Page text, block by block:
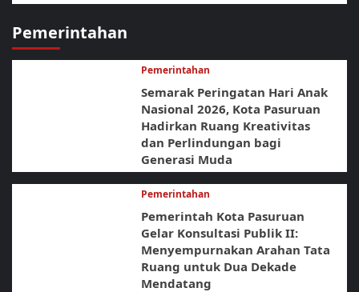
Pemerintahan
Pemerintahan
Semarak Peringatan Hari Anak
Nasional 2026, Kota Pasuruan
Hadirkan Ruang Kreativitas
dan Perlindungan bagi
Generasi Muda
Pemerintahan
Pemerintah Kota Pasuruan
Gelar Konsultasi Publik II:
Menyempurnakan Arahan Tata
Ruang untuk Dua Dekade
Mendatang